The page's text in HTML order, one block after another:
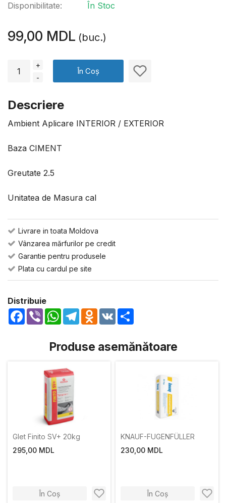
Disponibilitate:
În Stoc
99,00 MDL (buc.)
+
-
În Coș
Descriere
Ambient Aplicare INTERIOR / EXTERIOR
Baza CIMENT
Greutate 2.5
Unitatea de Masura cal
Livrare in toata Moldova
Vânzarea mărfurilor pe credit
Garantie pentru produsele
Plata cu cardul pe site
Distribuie
Facebook
Viber WhatsApp
TelegramOdnoklassniki
VK
Produse asemănătoare
Glet Finito SV+ 20kg
295,00 MDL
În Coș
KNAUF-FUGENFÜLLER
230,00 MDL
În Coș